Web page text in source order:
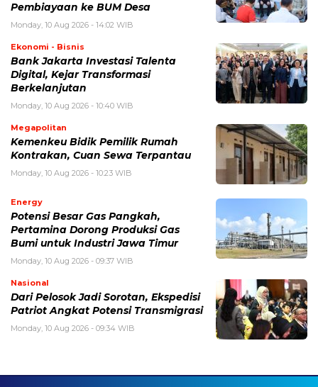
Pembiayaan ke BUM Desa
Monday, 10 Aug 2026 - 14:02 WIB
Ekonomi - Bisnis
Bank Jakarta Investasi Talenta
Digital, Kejar Transformasi
Berkelanjutan
Monday, 10 Aug 2026 - 10:40 WIB
Megapolitan
Kemenkeu Bidik Pemilik Rumah
Kontrakan, Cuan Sewa Terpantau
Monday, 10 Aug 2026 - 10:23 WIB
Energy
Potensi Besar Gas Pangkah,
Pertamina Dorong Produksi Gas
Bumi untuk Industri Jawa Timur
Monday, 10 Aug 2026 - 09:37 WIB
Nasional
Dari Pelosok Jadi Sorotan, Ekspedisi
Patriot Angkat Potensi Transmigrasi
Monday, 10 Aug 2026 - 09:34 WIB